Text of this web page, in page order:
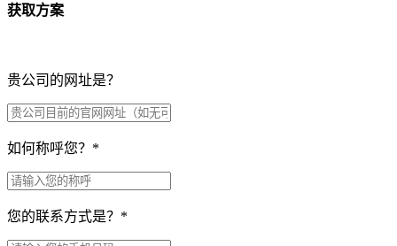
获取方案
贵公司的网址是？
如何称呼您？ *
您的联系方式是？ *